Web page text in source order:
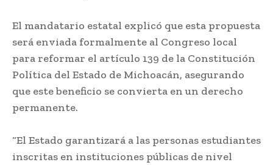
El mandatario estatal explicó que esta propuesta
será enviada formalmente al Congreso local
para reformar el artículo 139 de la Constitución
Política del Estado de Michoacán, asegurando
que este beneficio se convierta en un derecho
permanente.
“El Estado garantizará a las personas estudiantes
inscritas en instituciones públicas de nivel